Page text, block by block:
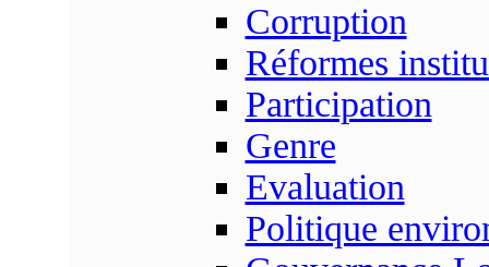
Corruption
Réformes
Participation
Genre
Evaluation
Politique